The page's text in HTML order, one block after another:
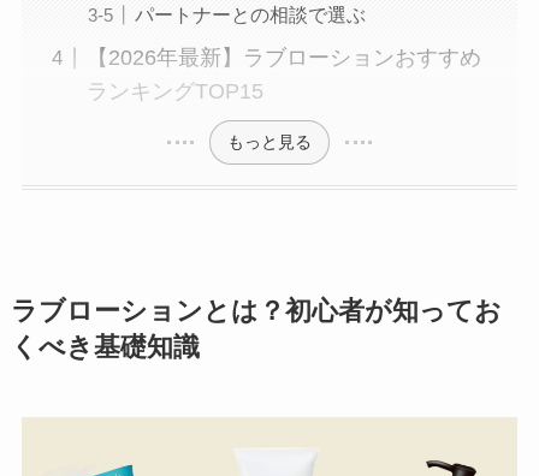
パートナーとの相談で選ぶ
【2026年最新】ラブローションおすすめ
ランキングTOP15
もっと見る
ラブローションとは？初心者が知ってお
くべき基礎知識